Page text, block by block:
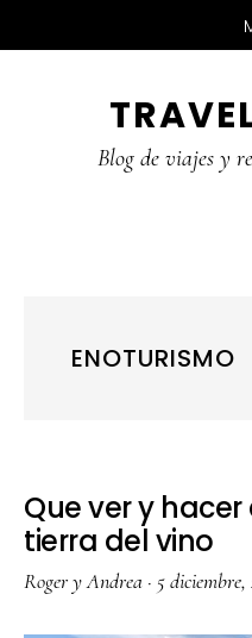
Blog de viajes y
ENOTURISMO
Que ver y hacer
tierra del vino
Roger y Andrea · 5 diciembre,